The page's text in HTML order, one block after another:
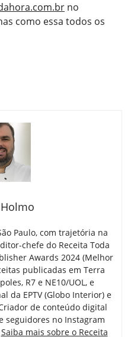
no
como essa todos os
Paulo, com trajetória na
chefe do Receita Toda
Awards 2024 (Melhor
publicadas em Terra
R7 e NE10/UOL, e
da EPTV (Globo Interior) e
de conteúdo digital
seguidores no Instagram
Saiba mais sobre o Receita